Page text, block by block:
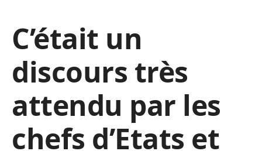
C’était un
discours très
attendu par les
chefs d’Etats et